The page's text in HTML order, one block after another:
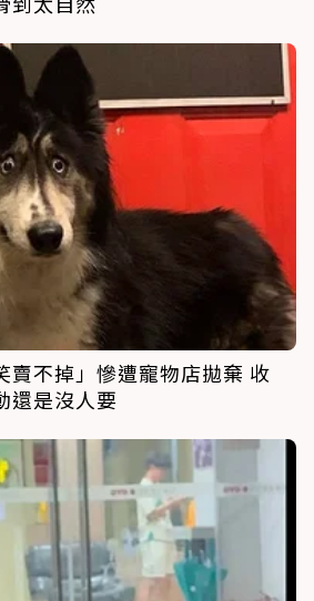
賣不掉」慘遭寵物店拋棄 收
還是沒人要